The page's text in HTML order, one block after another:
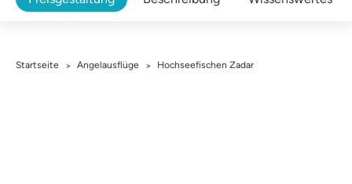
Startseite > Angelausflüge > Hochseefischen Zadar